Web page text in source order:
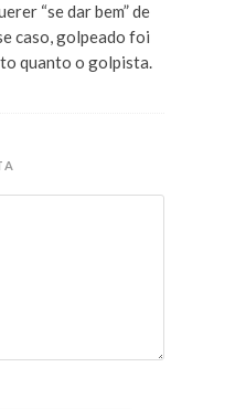
“se dar bem” de
caso, golpeado foi
quanto o golpista.